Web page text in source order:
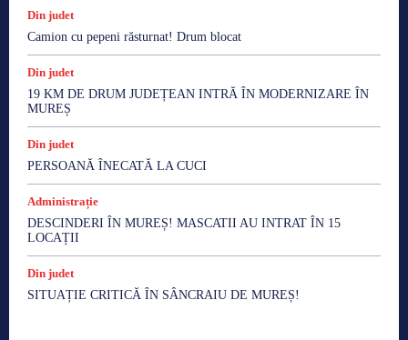
Din judet
Camion cu pepeni răsturnat! Drum blocat
Din judet
19 KM DE DRUM JUDEȚEAN INTRĂ ÎN MODERNIZARE ÎN
MUREȘ
Din judet
PERSOANĂ ÎNECATĂ LA CUCI
Administrație
DESCINDERI ÎN MUREȘ! MASCATII AU INTRAT ÎN 15
LOCAȚII
Din judet
SITUAȚIE CRITICĂ ÎN SÂNCRAIU DE MUREȘ!